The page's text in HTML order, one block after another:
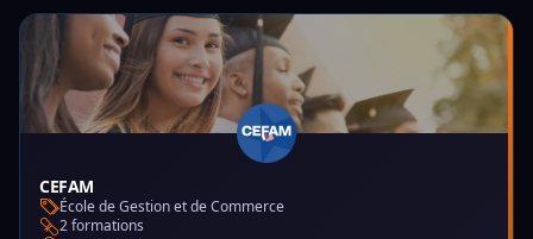
CEFAM
École de Gestion et de Commerce
2 formations